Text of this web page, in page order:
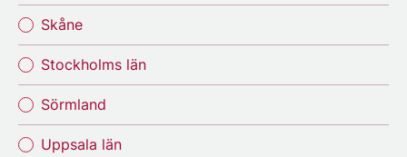
Skåne
Stockholms län
Sörmland
Uppsala län